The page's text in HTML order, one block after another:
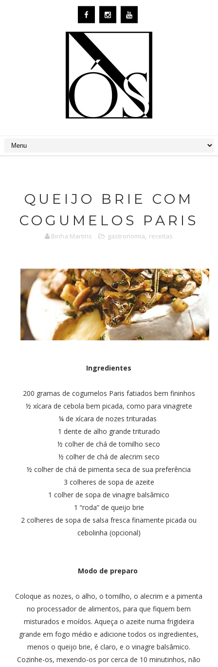
QUEIJO BRIE COM
COGUMELOS PARIS
Binha Martins gastronomia, receitas
Ingredientes
200 gramas de cogumelos Paris fatiados bem fininhos
½ xícara de cebola bem picada, como para vinagrete
¼ de xícara de nozes trituradas
1 dente de alho grande triturado
½ colher de chá de tomilho seco
½ colher de chá de alecrim seco
½ colher de chá de pimenta seca de sua preferência
3 colheres de sopa de azeite
1 colher de sopa de vinagre balsâmico
1 “roda” de queijo brie
2 colheres de sopa de salsa fresca finamente picada ou
cebolinha (opcional)
Modo de preparo
Coloque as nozes, o alho, o tomilho, o alecrim e a pimenta
no processador de alimentos, para que fiquem bem
misturados e moídos. Aqueça o azeite numa frigideira
grande em fogo médio e adicione todos os ingredientes,
menos o queijo brie, é claro, e o vinagre balsâmico.
Cozinhe-os, mexendo-os por cerca de 10 minutinhos, não